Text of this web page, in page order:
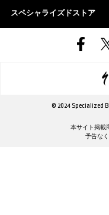
スペシャライズドストア
© 2024 Specialized
本サイト掲載
予告な